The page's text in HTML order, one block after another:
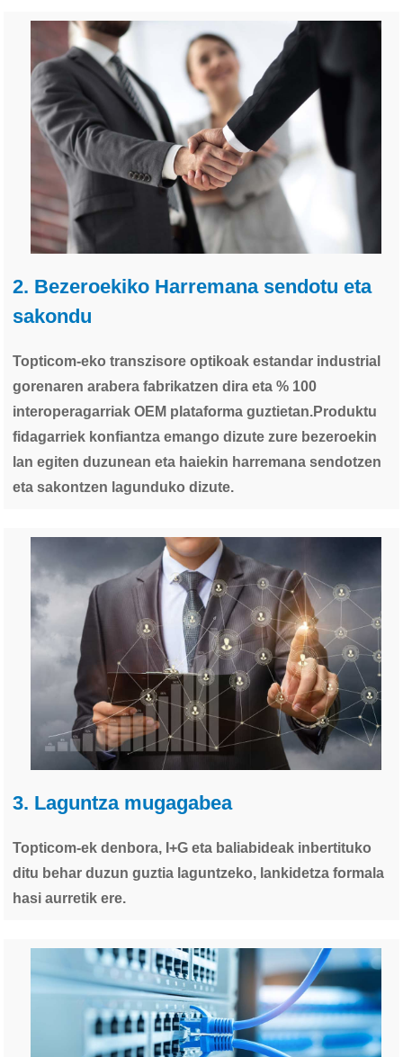
2. Bezeroekiko Harremana sendotu eta
sakondu
Topticom-eko transzisore optikoak estandar industrial
gorenaren arabera fabrikatzen dira eta % 100
interoperagarriak OEM plataforma guztietan.Produktu
fidagarriek konfiantza emango dizute zure bezeroekin
lan egiten duzunean eta haiekin harremana sendotzen
eta sakontzen lagunduko dizute.
3. Laguntza mugagabea
Topticom-ek denbora, I+G eta baliabideak inbertituko
ditu behar duzun guztia laguntzeko, lankidetza formala
hasi aurretik ere.